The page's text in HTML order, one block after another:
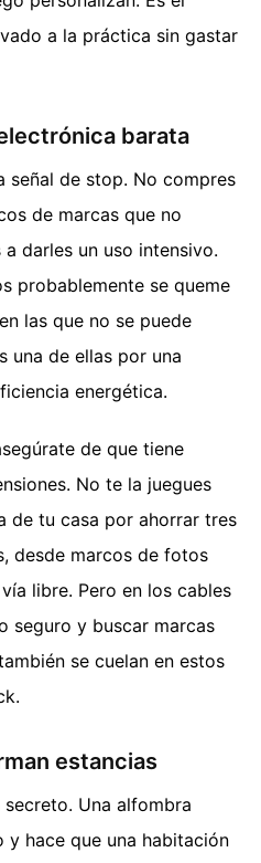
a la práctica sin gastar
barata
señal de stop. No compres
de marcas que no
darles un uso intensivo.
probablemente se queme
las que no se puede
una de ellas por una
energética.
de que tiene
No te la juegues
de tu casa por ahorrar tres
desde marcos de fotos
libre. Pero en los cables
seguro y buscar marcas
se cuelan en estos
estancias
Una alfombra
hace que una habitación